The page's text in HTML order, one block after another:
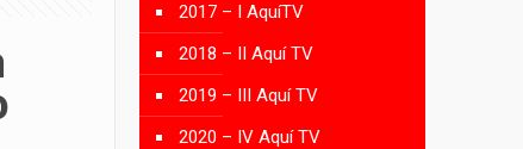
2017 – I AquíTV
2018 – II Aquí TV
2019 – III Aquí TV
2020 – IV Aquí TV